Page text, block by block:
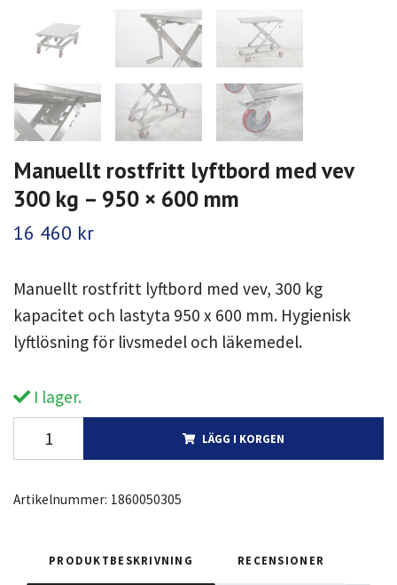
Manuellt rostfritt lyftbord med vev
300 kg – 950 × 600 mm
16 460 kr
Manuellt rostfritt lyftbord med vev, 300 kg
kapacitet och lastyta 950 x 600 mm. Hygienisk
lyftlösning för livsmedel och läkemedel.
I lager.
LÄGG I KORGEN
Artikelnummer: 1860050305
PRODUKTBESKRIVNING RECENSIONER